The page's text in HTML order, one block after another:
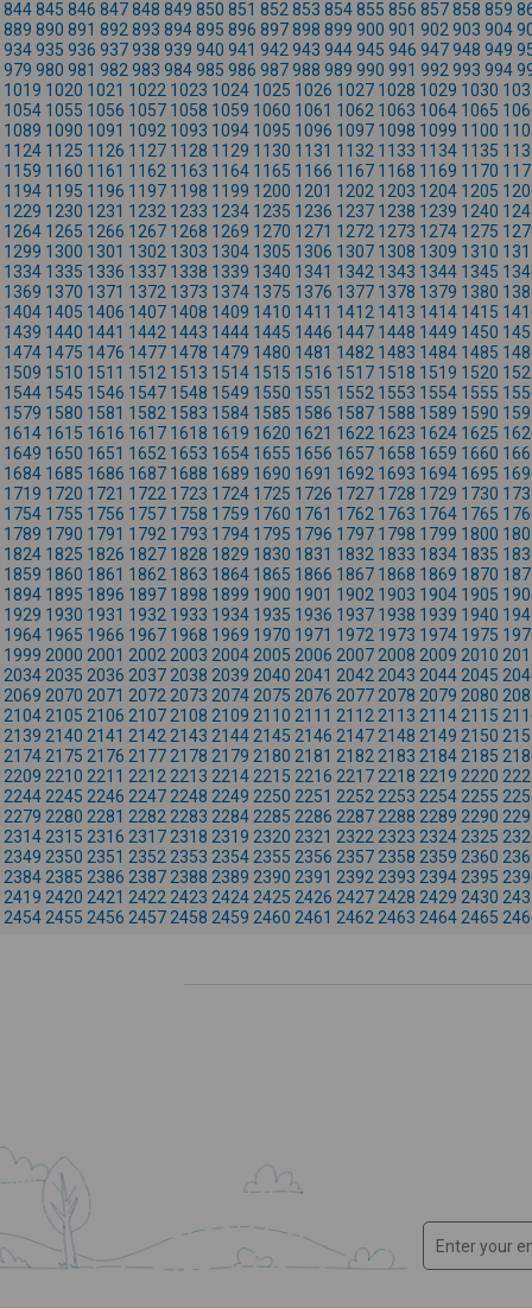
844845 846 847848 849 850 851 852 853 854855 856 857858 859
889 890 891 892 893 894895 896 897898 899 900 901 902 903 904
934935 936 937938 939 940 941 942 943 944945 946 947948 949
979 980 981 982 983 984985 986 987988 989 990 991 992 993 994
1019 1020 1021 1022 1023 1024 1025 1026 1027 1028 1029 1030
1054 1055 1056 1057 1058 1059 1060 1061 1062 1063 1064 1065
1089 1090 1091 1092 1093 1094 1095 1096 1097 1098 1099 1100
1124 1125 1126 1127 1128 1129 1130 1131 1132 1133 1134 1135
1159 1160 1161 1162 1163 1164 1165 1166 1167 1168 1169 1170
1194 1195 1196 1197 1198 1199 1200 1201 1202 1203 1204 1205
1229 1230 1231 1232 1233 1234 1235 1236 1237 1238 1239 1240
1264 1265 1266 1267 1268 1269 1270 1271 1272 1273 1274 1275
1299 1300 1301 1302 1303 1304 1305 1306 1307 1308 1309 1310
1334 1335 1336 1337 1338 1339 1340 1341 1342 1343 1344 1345
1369 1370 1371 1372 1373 1374 1375 1376 1377 1378 1379 1380
1404 1405 1406 1407 1408 1409 1410 1411 1412 1413 1414 1415
1439 1440 1441 1442 1443 1444 1445 1446 1447 1448 1449 1450
1474 1475 1476 1477 1478 1479 1480 1481 1482 1483 1484 1485
1509 1510 1511 1512 1513 1514 1515 1516 1517 1518 1519 1520
1544 1545 1546 1547 1548 1549 1550 1551 1552 1553 1554 1555
1579 1580 1581 1582 1583 1584 1585 1586 1587 1588 1589 1590
1614 1615 1616 1617 1618 1619 1620 1621 1622 1623 1624 1625
1649 1650 1651 1652 1653 1654 1655 1656 1657 1658 1659 1660
1684 1685 1686 1687 1688 1689 1690 1691 1692 1693 1694 1695
1719 1720 1721 1722 1723 1724 1725 1726 1727 1728 1729 1730
1754 1755 1756 1757 1758 1759 1760 1761 1762 1763 1764 1765
1789 1790 1791 1792 1793 1794 1795 1796 1797 1798 1799 1800
1824 1825 1826 1827 1828 1829 1830 1831 1832 1833 1834 1835
1859 1860 1861 1862 1863 1864 1865 1866 1867 1868 1869 1870
1894 1895 1896 1897 1898 1899 1900 1901 1902 1903 1904 1905
1929 1930 1931 1932 1933 1934 1935 1936 1937 1938 1939 1940
1964 1965 1966 1967 1968 1969 1970 1971 1972 1973 1974 1975
1999 2000 2001 2002 2003 2004 2005 2006 2007 2008 2009 2010
2034 2035 2036 2037 2038 2039 2040 2041 2042 2043 2044 2045
2069 2070 2071 2072 2073 2074 2075 2076 2077 2078 2079 2080
2104 2105 2106 2107 2108 2109 2110 2111 2112 2113 2114 2115
2139 2140 2141 2142 2143 2144 2145 2146 2147 2148 2149 2150
2174 2175 2176 2177 2178 2179 2180 2181 2182 2183 2184 2185
2209 2210 2211 2212 2213 2214 2215 2216 2217 2218 2219 2220
2244 2245 2246 2247 2248 2249 2250 2251 2252 2253 2254 2255
2279 2280 2281 2282 2283 2284 2285 2286 2287 2288 2289 2290
2314 2315 2316 2317 2318 2319 2320 2321 2322 2323 2324 2325
2349 2350 2351 2352 2353 2354 2355 2356 2357 2358 2359 2360
2384 2385 2386 2387 2388 2389 2390 2391 2392 2393 2394 2395
2419 2420 2421 2422 2423 2424 2425 2426 2427 2428 2429 2430
2454 2455 2456 2457 2458 2459 2460 2461 2462 2463 2464 2465